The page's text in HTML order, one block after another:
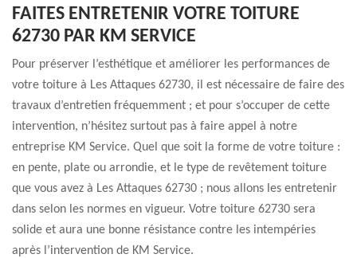
FAITES ENTRETENIR VOTRE TOITURE
62730 PAR KM SERVICE
Pour préserver l’esthétique et améliorer les performances de
votre toiture à Les Attaques 62730, il est nécessaire de faire des
travaux d’entretien fréquemment ; et pour s’occuper de cette
intervention, n’hésitez surtout pas à faire appel à notre
entreprise KM Service. Quel que soit la forme de votre toiture :
en pente, plate ou arrondie, et le type de revêtement toiture
que vous avez à Les Attaques 62730 ; nous allons les entretenir
dans selon les normes en vigueur. Votre toiture 62730 sera
solide et aura une bonne résistance contre les intempéries
après l’intervention de KM Service.